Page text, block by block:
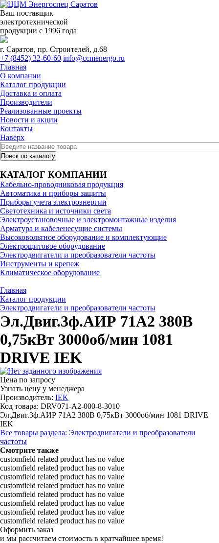
Ваш поставщик
электротехнической
продукции с 1996 года
г. Саратов, пр. Строителей, д.68
+7 (8452) 32-60-60 info@ccmenergo.ru
Главная
О компании
Каталог продукции
Доставка и оплата
Производители
Реализованные проекты
Новости и акции
Контакты
Наверх
КАТАЛОГ КОМПАНИИ
Кабельно-проводниковая продукция
Автоматика и приборы защиты
Приборы учета электроэнергии
Светотехника и источники света
Электроустановочные и электромонтажные изделия
Арматура и кабеленесущие системы
Высоковольтное оборудование и комплектующие
Электрощитовое оборудование
Электродвигатели и преобразователи частоты
Инструменты и крепеж
Климатическое оборудование
Главная
Каталог продукции
Электродвигатели и преобразователи частоты
Эл.Двиг.3ф.АИР 71A2 380В
0,75кВт 3000об/мин 1081
DRIVE IEK
Цена по запросу
Узнать цену у менеджера
Производитель: IEK
Код товара: DRV071-A2-000-8-3010
Эл.Двиг.3ф.АИР 71A2 380В 0,75кВт 3000об/мин 1081 DRIVE
IEK
Все товары раздела: Электродвигатели и преобразователи
частоты
Смотрите также
customfield related product has no value
customfield related product has no value
customfield related product has no value
customfield related product has no value
customfield related product has no value
customfield related product has no value
customfield related product has no value
customfield related product has no value
Оформить заказ
и мы рассчитаем стоимость в кратчайшее время!